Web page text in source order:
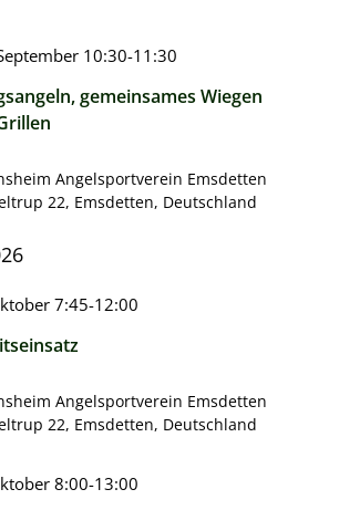
gemeinsames Wiegen
10:30-11:30
Angelsportverein Emsdetten
22, Emsdetten, Deutschland
7:45-12:00
Angelsportverein Emsdetten
22, Emsdetten, Deutschland
8:00-13:00